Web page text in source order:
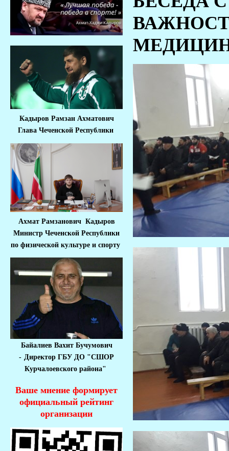
Кадыров Рамзан Ахматович
Глава Чеченской Республики
Ахмат Рамзанович Кадыров
Министр Чеченской Республики
по физической культуре и спорту
Байалиев Вахит Бучумович
- Директор ГБУ ДО "СШОР
Курчалоевского района"
Ваше мнение формирует
официальный рейтинг
организации